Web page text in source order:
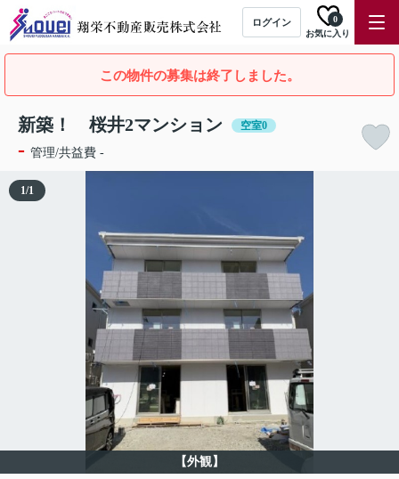
ログイン
お気に入り
0
この物件の募集は終了しました。
新築！ 桜井2マンション 空室0
- 管理/共益費 -
【外観】
1/1